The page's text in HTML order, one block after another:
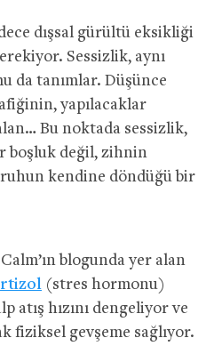
dışsal gürültü eksikliği
Sessizlik, aynı
da tanımlar. Düşünce
yapılacaklar
Bu noktada sessizlik,
boşluk değil, zihnin
kendine döndüğü bir
blogunda yer alan
(stres hormonu)
atış hızını dengeliyor ve
fiziksel gevşeme sağlıyor.